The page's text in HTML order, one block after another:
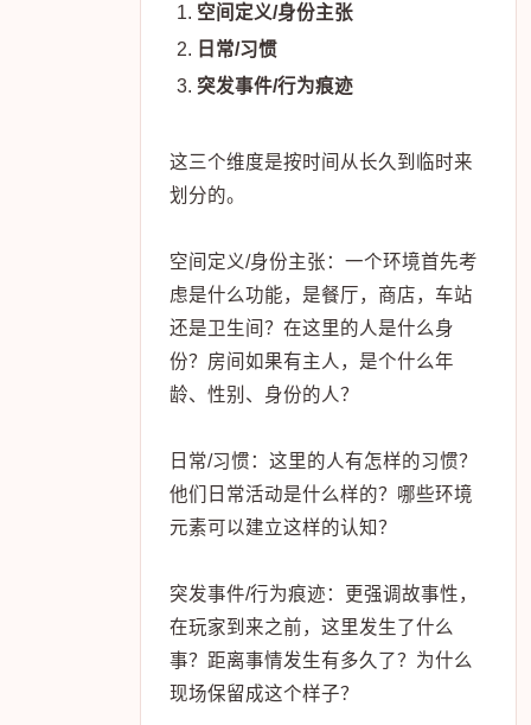
空间定义/身份主张
日常/习惯
突发事件/行为痕迹
这三个维度是按时间从长久到临时来
划分的。
空间定义/身份主张：一个环境首先考
虑是什么功能，是餐厅，商店，车站
还是卫生间？在这里的人是什么身
份？房间如果有主人，是个什么年
龄、性别、身份的人？
日常/习惯：这里的人有怎样的习惯？
他们日常活动是什么样的？哪些环境
元素可以建立这样的认知？
突发事件/行为痕迹：更强调故事性，
在玩家到来之前，这里发生了什么
事？距离事情发生有多久了？为什么
现场保留成这个样子？